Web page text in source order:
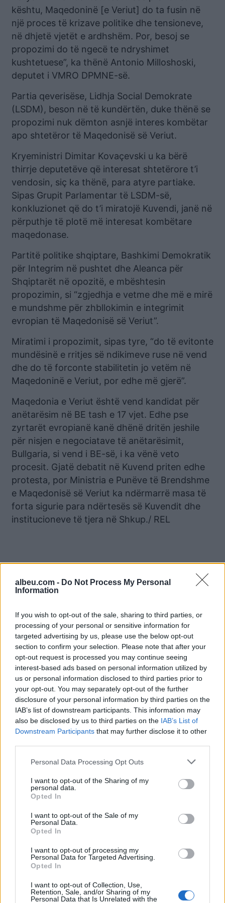
albeu.com - Do Not Process My Personal
Information
If you wish to opt-out of the sale, sharing to third parties, or
processing of your personal or sensitive information for
targeted advertising by us, please use the below opt-out
section to confirm your selection. Please note that after your
opt-out request is processed you may continue seeing
interest-based ads based on personal information utilized by
us or personal information disclosed to third parties prior to
your opt-out. You may separately opt-out of the further
disclosure of your personal information by third parties on the
IAB’s list of downstream participants. This information may
also be disclosed by us to third parties on the IAB’s List of
Downstream Participants that may further disclose it to other
Personal Data Processing Opt Outs
I want to opt-out of the Sharing of my
personal data.
Opted In
I want to opt-out of the Sale of my
Personal Data.
Opted In
I want to opt-out of processing my
Personal Data for Targeted Advertising.
Opted In
I want to opt-out of Collection, Use,
Retention, Sale, and/or Sharing of my
Personal Data that Is Unrelated with the
kështu, Maqedoninë [e Veriut] do ta fusin në
një proces të krizave politike dhe tensioneve,
në dhjetë vjetët e ardhshëm. Por, besoj se
propozimi do të ngecë te ndryshimet
kushtetuese”, ka thënë Antonio Milloshoski,
deputet i VMRO DPMNE-së.
Partia qeverisëse, Lidhja Social Demokrate
(LSDM), beson në të kundërtën, duke thënë se
propozimi nuk dëmton asnjë interes kombëtar
apo shtetëror të Maqedonisë së Veriut.
Kryeministri Dimitar Kovaçevski u ka bërë
thirrje deputetëve që interesat shtetërore t’i
vendosin, siç ka thënë, para atyre partiake.
Sipas Grupit Parlamentar të LSDM-së,
konkluzionet që do t’i miratojë Kuvendi, janë në
përputhje të plotë më interesat kombëtare
maqedonase.
Partitë politike shqiptare, Bashkimi Demokratik
për Integrim në pushtet dhe Aleanca për
Shqiptarët në opozitë, e mbështesin
propozimin, si “zgjedhja e vetme dhe më e mirë
e mundshme për zhbllokimin e integrimit
evropian të Maqedonisë së Veriut”.
Miratimi i propozimit, sipas tyre, “do të evitonte
mundësinë e rritjes së ndikimeve ruse në vend
dhe do të forconte stabilitetin jo vetëm në
Maqedoninë e Veriut, por edhe më gjerë”.
Maqedonia e Veriut është vend kandidat për
anëtarësim në BE tash e 17 vjet. Edhe pse
zyrtarët evropianë kanë dhënë dritën jeshile
për nisjen e negociatave të anëtarësimit,
Bullgaria, si vend i BE-së, i ka vënë veto
procesit. Gjatë debatit në Kuvend priten edhe
protesta, por Ministria e Punëve të Brendshme
e Maqedonisë së Veriut ka ndërmarrë masa të
forta sigurie para ndërtesës së Kuvendit dhe
institucioneve të tjera në Shkup./ REL
Propozimi francez del në
Kuvendin e Maqedonisë
se Veriut, opozita
proteston
Propozimi francez, ja kur
do të mblidhet Kuvendi i
RMV
Propozimi francez shkon
nesër në Kuvendin
fjalimi i Von der Leyen